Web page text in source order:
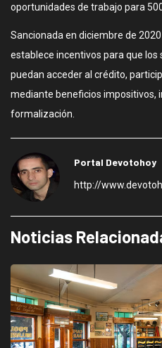
oportunidades de trabajo para
Sancionada en diciembre de
establece incentivos para que
puedan acceder al crédito,
mediante beneficios impositivos,
formalización.
Portal Devotohoy
http://
Noticias